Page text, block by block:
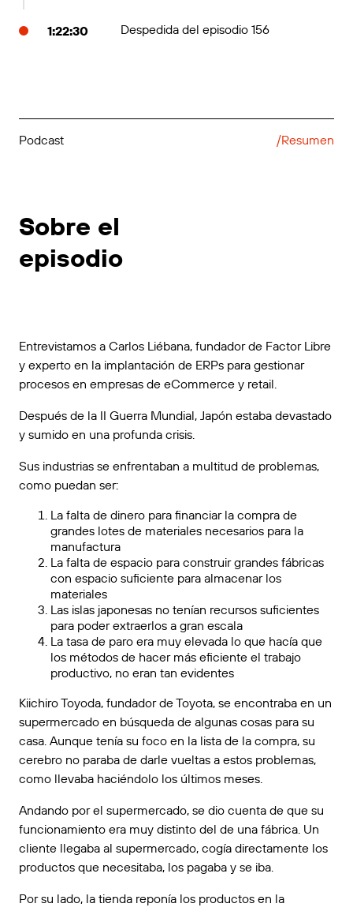
1:22:30 Despedida del episodio 156
Podcast /Resumen
Sobre el
episodio
Entrevistamos a Carlos Liébana, fundador de Factor Libre
y experto en la implantación de ERPs para gestionar
procesos en empresas de eCommerce y retail.
Después de la II Guerra Mundial, Japón estaba devastado
y sumido en una profunda crisis.
Sus industrias se enfrentaban a multitud de problemas,
como puedan ser:
La falta de dinero para financiar la compra de
grandes lotes de materiales necesarios para la
manufactura
La falta de espacio para construir grandes fábricas
con espacio suficiente para almacenar los
materiales
Las islas japonesas no tenían recursos suficientes
para poder extraerlos a gran escala
La tasa de paro era muy elevada lo que hacía que
los métodos de hacer más eficiente el trabajo
productivo, no eran tan evidentes
Kiichiro Toyoda, fundador de Toyota, se encontraba en un
supermercado en búsqueda de algunas cosas para su
casa. Aunque tenía su foco en la lista de la compra, su
cerebro no paraba de darle vueltas a estos problemas,
como llevaba haciéndolo los últimos meses.
Andando por el supermercado, se dio cuenta de que su
funcionamiento era muy distinto del de una fábrica. Un
cliente llegaba al supermercado, cogía directamente los
productos que necesitaba, los pagaba y se iba.
Por su lado, la tienda reponía los productos en la